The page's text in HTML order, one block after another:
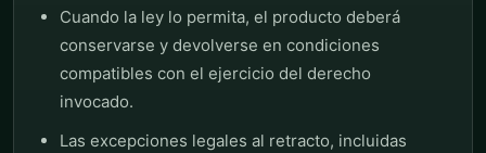
Cuando la ley lo permita, el producto deberá
conservarse y devolverse en condiciones
compatibles con el ejercicio del derecho
invocado.
Las excepciones legales al retracto, incluidas